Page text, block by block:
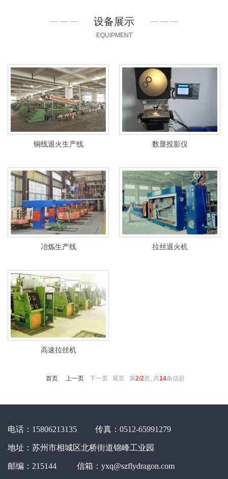
设备展示
EQUIPMENT
铜线退火生产线 数显投影仪
冶炼生产线 拉丝退火机
高速拉丝机
首页 上一页 下一页 尾页 第2/2页, 共14条信息
电话：15806213135 传真：0512-65991279
地址：苏州市相城区北桥街道锦峰工业园
邮编：215144 信箱：yxq@szflydragon.com